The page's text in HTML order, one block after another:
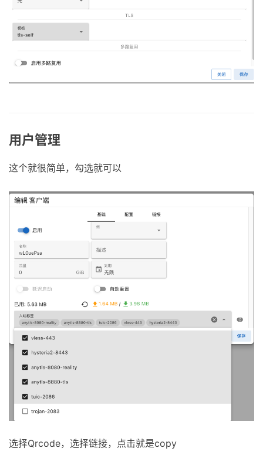
用户管理
这个就很简单，勾选就可以
选择Qrcode，选择链接，点击就是copy